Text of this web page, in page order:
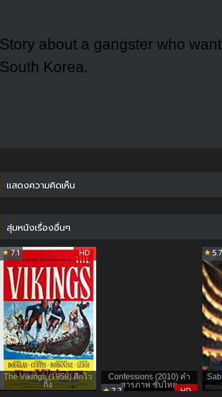
Story about a gangster who
South Korea.
แสดงความคิดเห็น
สุ่มหนังเรื่องอื่นๆ
The Vikings (1958) ศึกไว
กิ้ง
7.1 HD
Confessions (2010) คำ
สารภาพ ซับไทย
7.7 HD
5.7